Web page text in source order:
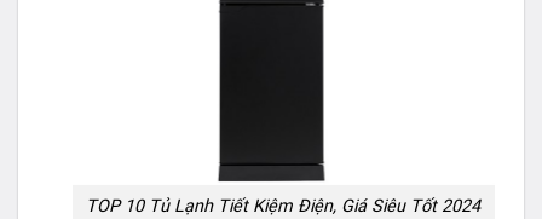
TOP 10 Tủ Lạnh Tiết Kiệm Điện, Giá Siêu Tốt 2024